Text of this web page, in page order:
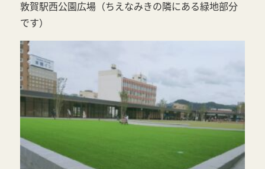
敦賀駅西公園広場（ちえなみきの隣にある緑地部分
です）